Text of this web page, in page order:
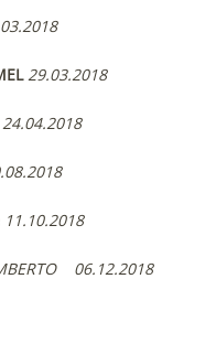
29.03.2018
11.10.2018
06.12.2018